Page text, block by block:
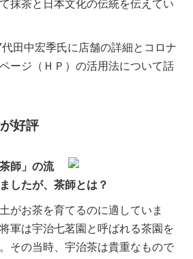
抹茶と日本文化の伝統を伝えてい
田中宏季氏に店舗の詳細とコロナ
ージ（ＨＰ）の活用法について話
好評
師」の流
したが、茶師とは？
がお茶を育てるのに適していま
軍は宇治七茗園と呼ばれる茶園を
その当時、宇治茶は貴重なもので